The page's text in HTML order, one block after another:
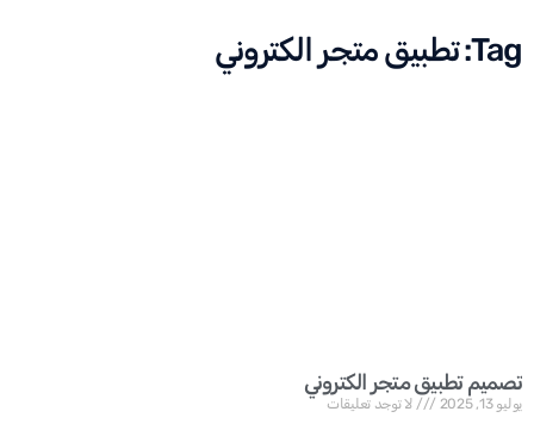
Tag: تطبيق متجر الكتروني
تصميم تطبيق متجر الكتروني
يوليو 13, 2025 لا توجد تعليقات